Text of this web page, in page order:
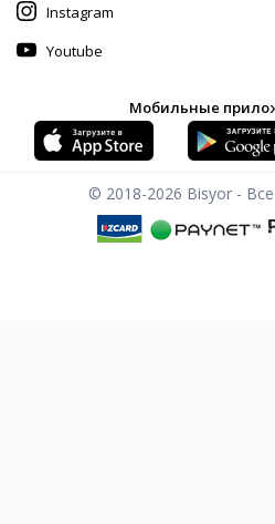
Instagram
Youtube
Мобильные
© 2018-2026 Bisyor -